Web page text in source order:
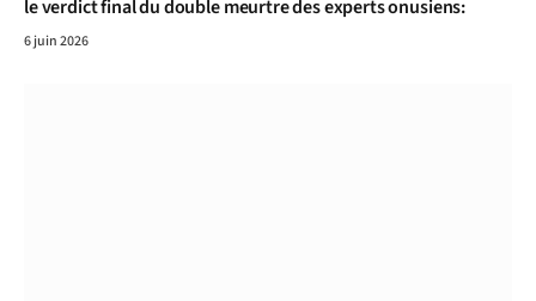
le verdict final du double meurtre des experts onusiens:
6 juin 2026